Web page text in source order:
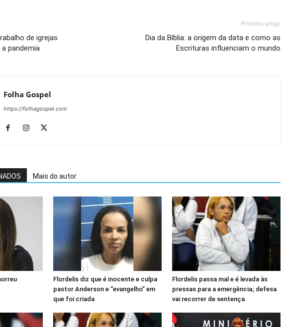
de igrejas
pandemia
Próximo artigo
Dia da Bíblia: a origem da data e como as
Escrituras influenciam o mundo
Folha Gospel
https://folhagospel.com
Mais do autor
Flordelis diz que é inocente e culpa
pastor Anderson e “evangelho” em
que foi criada
Flordelis passa mal e é levada às
pressas para a emergência; defesa
vai recorrer de sentença